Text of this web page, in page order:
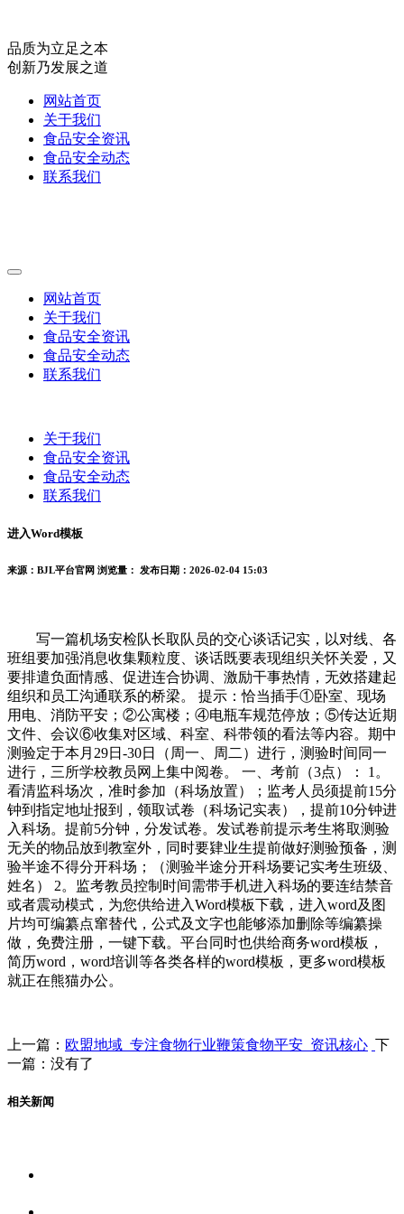
品质为立足之本
创新乃发展之道
网站首页
关于我们
食品安全资讯
食品安全动态
联系我们
网站首页
关于我们
食品安全资讯
食品安全动态
联系我们
关于我们
食品安全资讯
食品安全动态
联系我们
进入Word模板
来源：BJL平台官网 浏览量： 发布日期：2026-02-04 15:03
写一篇机场安检队长取队员的交心谈话记实，以对线、各
班组要加强消息收集颗粒度、谈话既要表现组织关怀关爱，又
要排遣负面情感、促进连合协调、激励干事热情，无效搭建起
组织和员工沟通联系的桥梁。 提示：恰当插手①卧室、现场
用电、消防平安；②公寓楼；④电瓶车规范停放；⑤传达近期
文件、会议⑥收集对区域、科室、科带领的看法等内容。期中
测验定于本月29日-30日（周一、周二）进行，测验时间同一
进行，三所学校教员网上集中阅卷。 一、考前（3点）： 1。
看清监科场次，准时参加（科场放置）；监考人员须提前15分
钟到指定地址报到，领取试卷（科场记实表），提前10分钟进
入科场。提前5分钟，分发试卷。发试卷前提示考生将取测验
无关的物品放到教室外，同时要肄业生提前做好测验预备，测
验半途不得分开科场；（测验半途分开科场要记实考生班级、
姓名） 2。监考教员控制时间需带手机进入科场的要连结禁音
或者震动模式，为您供给进入Word模板下载，进入word及图
片均可编纂点窜替代，公式及文字也能够添加删除等编纂操
做，免费注册，一键下载。平台同时也供给商务word模板，
简历word，word培训等各类各样的word模板，更多word模板
就正在熊猫办公。
上一篇： 欧盟地域_专注食物行业鞭策食物平安_资讯核心 下
一篇：没有了
相关新闻